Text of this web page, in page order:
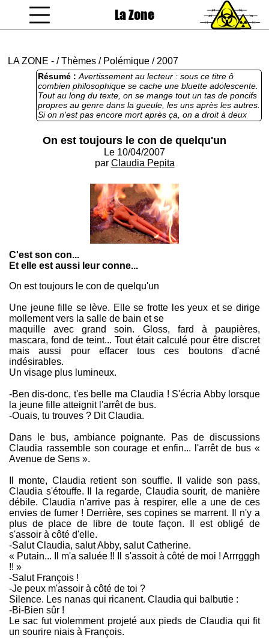
La Zone
LA ZONE - /Thèmes / Polémique / 2007
Résumé : Avertissement au lecteur : sous ce titre ô
combien philosophique se cache une bluette adolescente.
Tout au long du texte, on se mange tout un tas de poncifs
propres au genre dans la gueule, les uns après les autres.
Si on n'est pas encore mort après ça, on a droit à deux
crémations peu détaillées. C'est bien maigre, tout ça.
On est toujours le con de quelqu'un
Le 10/04/2007
par Claudia Pepita
C'est son con...
Et elle est aussi leur conne...
On est toujours le con de quelqu'un
Une jeune fille se lève. Elle se frotte les yeux et se dirige
mollement vers la salle de bain et se
maquille avec grand soin. Gloss, fard à paupières,
mascara, fond de teint... Tout était calculé pour être discret
mais aussi pour effacer tous ces boutons d'acné
indésirables.
Un visage plus lumineux.
-Ben dis-donc, t'es belle ma Claudia ! S'écria Abby lorsque
la jeune fille atteignit l'arrêt de bus.
-Ouais, tu trouves ? Dit Claudia.
Dans le bus, ambiance poignante. Pas de discussions
Claudia rassemble son courage et enfin... l'arrêt de bus «
Avenue de Sens ».
Il monte, Claudia retient son souffle. Il valide son pass,
Claudia s'étouffe. Il la regarde, Claudia sourit, de manière
débile. Claudia n'arrive pas à respirer, elle a une de ces
envies de fumer ! Derrière, ses copines se marrent. Il n'y a
plus de place de libre de toute façon. Il est obligé de
s'assoir à côté d'elle.
-Salut Claudia, salut Abby, salut Catherine.
« Putain... Il m'a saluée !! Il s'assoit à côté de moi ! Arrrgggh
!! »
-Salut François !
-Je peux m'assoir à côté de toi ?
Silence. Les nanas qui ricanent. Claudia qui balbutie :
-Bi-Bien sûr !
Le sac fut violemment projeté aux pieds de Claudia qui fit
un sourire niais à François.